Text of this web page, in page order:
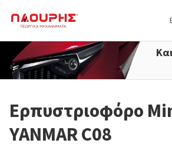
Ερπυστριοφόρο
YANMAR C08